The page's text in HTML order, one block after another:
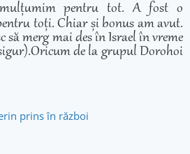
pentru tot. A fost o
toți. Chiar și bonus am avut.
să merg mai des în Israel în vreme
de la grupul Dorohoi
prins în război